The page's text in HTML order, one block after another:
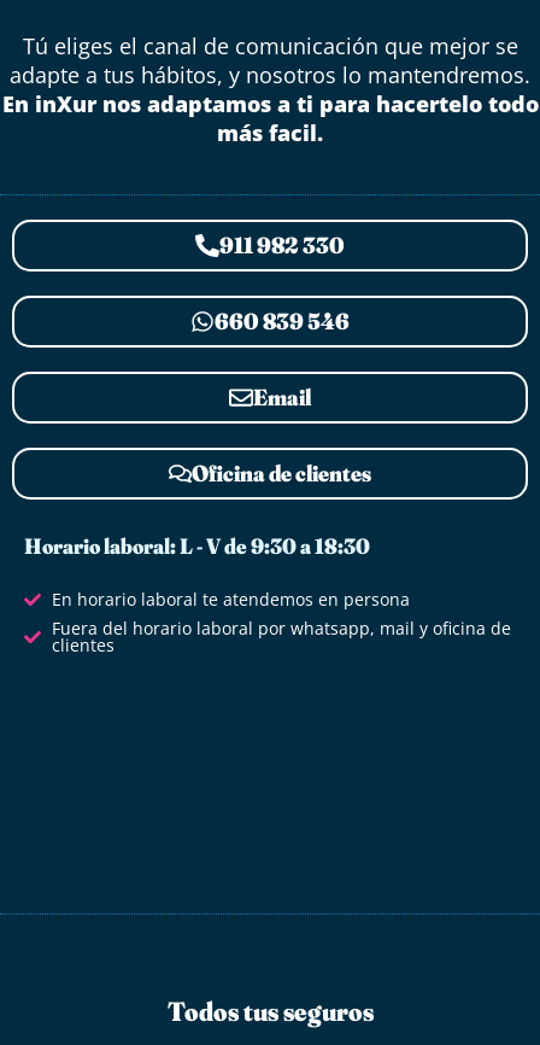
Tú eliges el canal de comunicación que mejor se
adapte a tus hábitos, y nosotros lo mantendremos.
En inXur nos adaptamos a ti para hacertelo todo
más facil.
911 982 330
660 839 546
Email
Oficina de clientes
Horario laboral: L - V de 9:30 a 18:30
En horario laboral te atendemos en persona
Fuera del horario laboral por whatsapp, mail y oficina de
clientes
Todos tus seguros